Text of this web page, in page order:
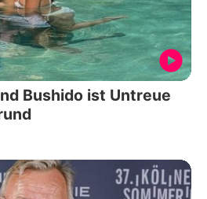
Bushido ist Untreue